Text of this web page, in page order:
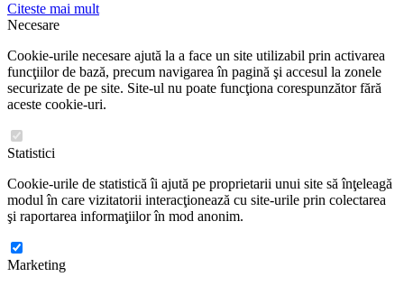
Citeste mai mult
Necesare
Cookie-urile necesare ajută la a face un site utilizabil prin activarea
funcţiilor de bază, precum navigarea în pagină şi accesul la zonele
securizate de pe site. Site-ul nu poate funcţiona corespunzător fără
aceste cookie-uri.
Statistici
Cookie-urile de statistică îi ajută pe proprietarii unui site să înţeleagă
modul în care vizitatorii interacţionează cu site-urile prin colectarea
şi raportarea informaţiilor în mod anonim.
Marketing